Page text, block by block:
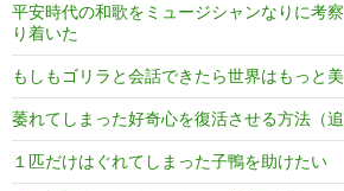
平安時代の和歌をミュージシャンなりに考
り着いた
もしもゴリラと会話できたら世界はもっと
萎れてしまった好奇心を復活させる方法（追
１匹だけはぐれてしまった子鴨を助けたい